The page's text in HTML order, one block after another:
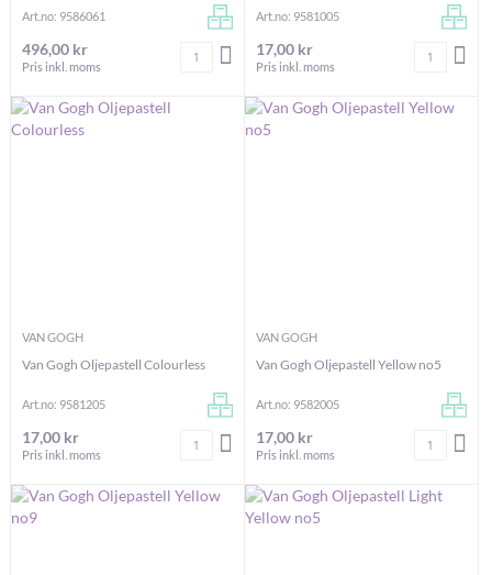
Art.no: 9586061
496,00 kr
Pris inkl. moms
Antal LÄGG I VARUKORGEN
Art.no: 9581005
17,00 kr
Pris inkl. moms
Antal
VAN GOGH
Van Gogh Oljepastell Colourless
Art.no: 9581205
17,00 kr
Pris inkl. moms
Antal LÄGG I VARUKORGEN
VAN GOGH
Van Gogh Oljepastell Yellow no5
Art.no: 9582005
17,00 kr
Pris inkl. moms
Antal